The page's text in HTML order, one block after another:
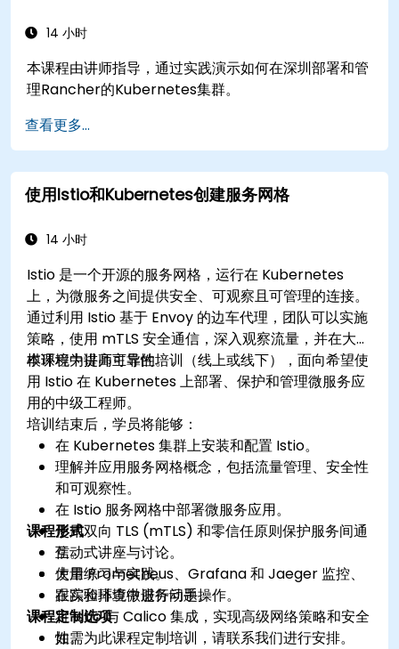
14 小时
本课程由讲师指导，通过实践演示如何在深圳部署和管
理Rancher的Kubernetes集群。
查看更多...
使用Istio和Kubernetes创建服务网格
14 小时
Istio 是一个开源的服务网格，运行在 Kubernetes
上，为微服务之间提供安全、可观察且可管理的连接。
通过利用 Istio 基于 Envoy 的边车代理，团队可以实施
策略，使用 mTLS 安全通信，深入观察流量，并在大规
模环境中提高可靠性。
本课程为讲师主导的培训（线上或线下），面向希望使
用 Istio 在 Kubernetes 上部署、保护和管理微服务应
用的中级工程师。
培训结束后，学员将能够：
在 Kubernetes 集群上安装和配置 Istio。
理解并应用服务网格概念，包括流量管理、安全性
和可观察性。
在 Istio 服务网格中部署微服务应用。
使用双向 TLS (mTLS) 和零信任原则保护服务间通
信。
使用 Prometheus、Grafana 和 Jaeger 监控、
跟踪和排查微服务问题。
将 Istio 与 Calico 集成，实现高级网络策略和安全
性。
课程形式
互动式讲座与讨论。
大量练习与实践。
在实验环境中进行动手操作。
课程定制选项
如需为此课程定制培训，请联系我们进行安排。